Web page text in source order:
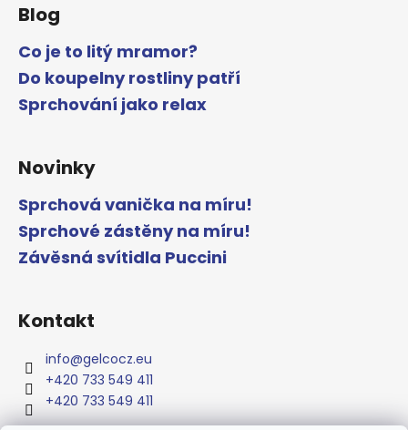
Blog
Co je to litý mramor?
Do koupelny rostliny patří
Sprchování jako relax
Novinky
Sprchová vanička na míru!
Sprchové zástěny na míru!
Závěsná svítidla Puccini
Kontakt
info@gelcocz.eu
+420 733 549 411
+420 733 549 411